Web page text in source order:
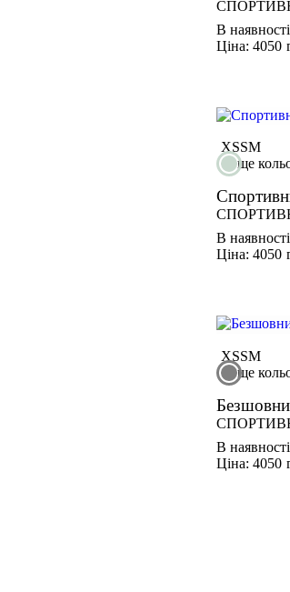
В наявності
Ціна: 4050
XSSM
ще
В наявності
Ціна: 4050
XSSM
ще
В наявності
Ціна: 4050